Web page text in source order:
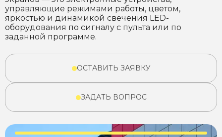
управляющие режимами работы, цветом,
яркостью и динамикой свечения LED-
оборудования по сигналу с пульта или по
заданной программе.
ОСТАВИТЬ ЗАЯВКУ
ЗАДАТЬ ВОПРОС